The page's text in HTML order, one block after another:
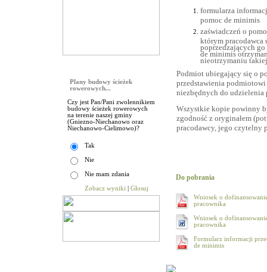
Plany budowy ścieżek
rowerowych...
Czy jest Pan/Pani zwolennikiem
budowy ścieżek rowerowych
na terenie naszej gminy
(Gniezno-Niechanowo oraz
Niechanowo-Cielimowo)?
Tak
Nie
Nie mam zdania
Zobacz wyniki Głosuj
formularza
pomoc de minimis
zaświadczeń o
którym pracodawca
poprzedzających
de minimis
nieotrzymaniu
Podmiot ubiegający się o
przedstawienia
niezbędnych do udzielenia
Wszystkie kopie powinny
zgodność z oryginałem
pracodawcy, jego czytelny
Do pobrania
Wniosek o
pracownika
Wniosek o
pracownika
Formularz informacji
de minimis